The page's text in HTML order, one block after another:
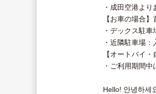
・成田空港よ
【お車の場合
・デックス駐
・近隣駐車場
【オートバイ・
・ご利用期間
Hello! 안녕하세